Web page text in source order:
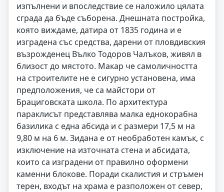
изпълнени и впоследствие се наложило цялата
сграда да бъде съборена. Днешната постройка,
която виждаме, датира от 1835 година и е
изградена със средства, дарени от пловдивския
възрожденец Вълко Тодоров Чалъков, живял в
близост до мястото. Макар че самоличността
на строителите не е сигурно установена, има
предположения, че са майстори от
Брациговската школа. По архитектура
параклисът представлява малка еднокорабна
базилика с една абсида и с размери 17,5 м на
9,80 м на 6 м. Зидана е от необработен камък, с
изключение на източната стена и абсидата,
които са изградени от правилно оформени
каменни блокове. Поради скалистия и стръмен
терен, входът на храма е разположен от север,